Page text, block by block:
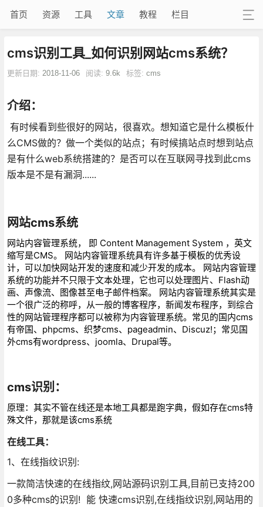
首页 资源 工具 文章 教程 栏目
cms识别工具_如何识别网站cms系统？
更新日期: 2018-11-06 阅读: 9.6k 标签: cms
介绍：
有时候看到些很好的网站，很喜欢。想知道它是什么模板什
么CMS做的？做一个类似的站点；有时候搞站点时想到站点
是有什么web系统搭建的？是否可以在互联网寻找到此cms
版本是不是有漏洞......
网站cms系统
网站内容管理系统， 即 Content Management System ，英文
缩写是CMS。 网站内容管理系统具有许多基于模板的优秀设
计，可以加快网站开发的速度和减少开发的成本。 网站内容管理
系统的功能并不只限于文本处理，它也可以处理图片、Flash动
画、声像流、图像甚至电子邮件档案。 网站内容管理系统其实是
一个很广泛的称呼，从一般的博客程序，新闻发布程序，到综合
性的网站管理程序都可以被称为内容管理系统。常见的国内cms
有帝国、phpcms、织梦cms、pageadmin、Discuz!；常见国
外cms有wordpress、joomla、Drupal等。
cms识别：
原理：其实不管在线还是本地工具都是跑字典，假如存在cms特
殊文件，那就是该cms系统
在线工具：
1、在线指纹识别:
一款简洁快速的在线指纹,网站源码识别工具,目前已支持200
0多种cms的识别! 能 快速cms识别,在线指纹识别,网站用的